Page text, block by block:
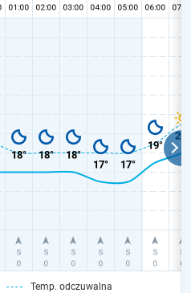
Temp. odczuwalna